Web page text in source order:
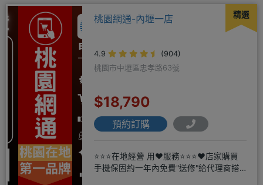
精選
桃園網通-內壢一店
4.9
(904)
桃園市中壢區忠孝路63號
$18,790
預約訂購
⭐⭐⭐在地經營 用❤️服務⭐⭐⭐❤️店家購買
手機保固約一年內免費"送修"給代理商搭